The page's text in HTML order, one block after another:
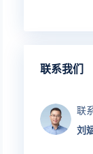
联系我们
联
刘